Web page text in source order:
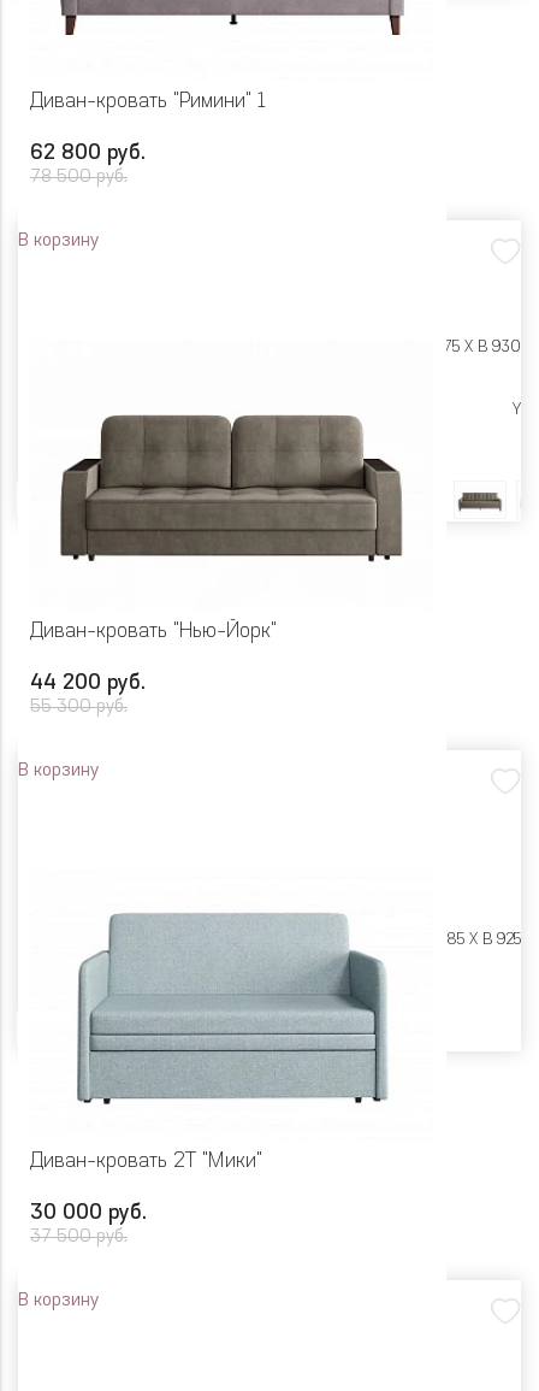
Диван-кровать "Римини" 1
62 800 руб.
78 500 руб.
В корзину
Ш 2215 X Г 975 X В 930
Y
Диван-кровать "Нью-Йорк"
44 200 руб.
55 300 руб.
В корзину
Ш 2300 X Г 885 X В 925
Диван-кровать 2Т "Мики"
30 000 руб.
37 500 руб.
В корзину